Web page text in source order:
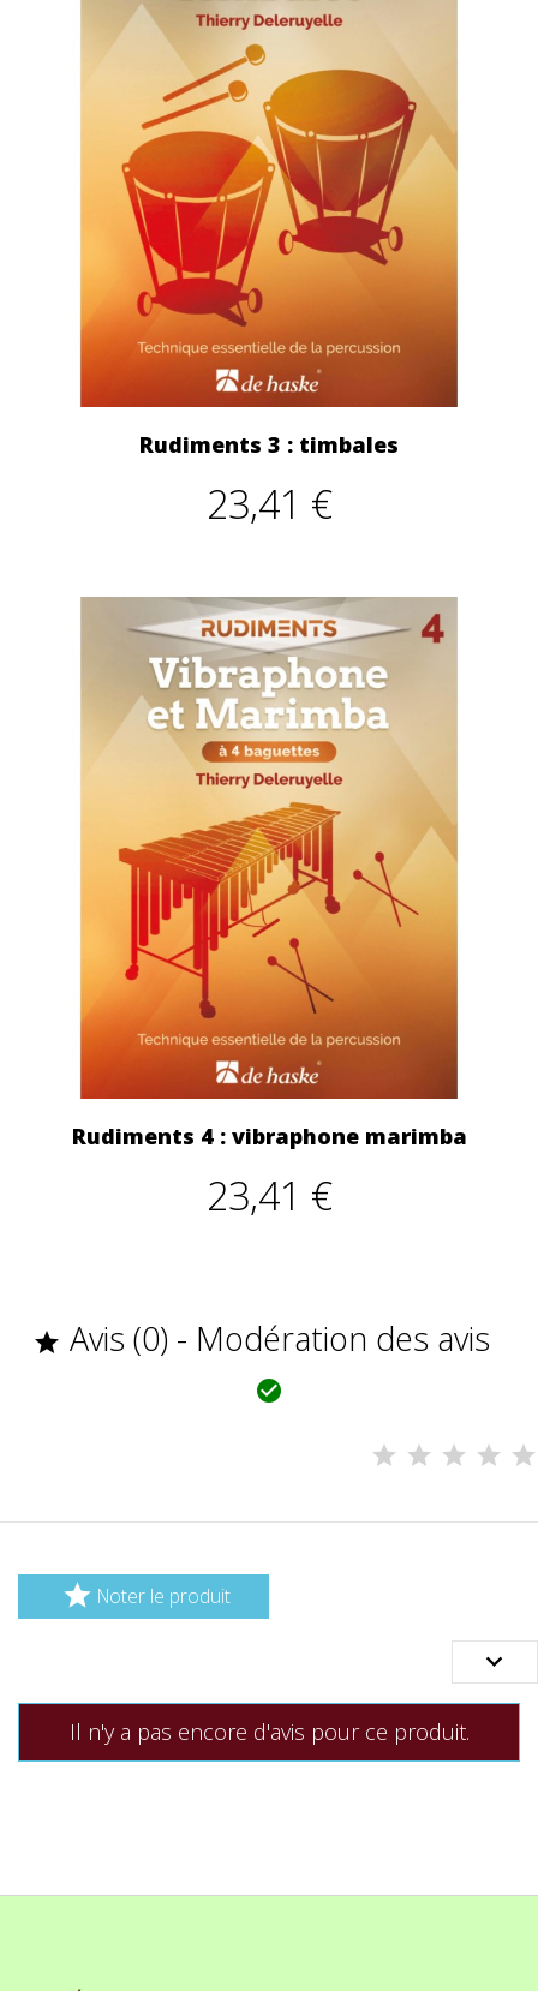
Rudiments 3 : timbales
23,41 €
Rudiments 4 : vibraphone marimba
23,41 €
 Avis (0) - Modération des avis

 Noter le produit

Il n'y a pas encore d'avis pour ce produit.